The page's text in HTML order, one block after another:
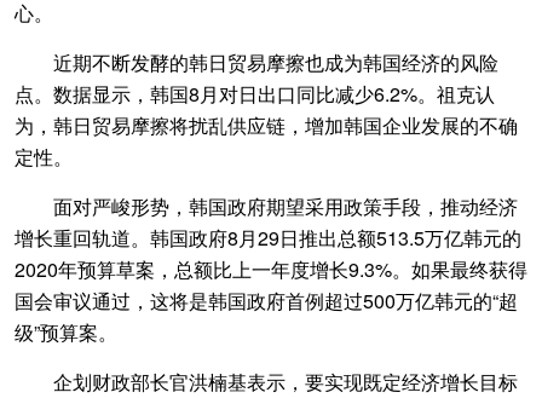
心。
近期不断发酵的韩日贸易摩擦也成为韩国经济的风险
点。数据显示，韩国8月对日出口同比减少6.2%。祖克认
为，韩日贸易摩擦将扰乱供应链，增加韩国企业发展的不确
定性。
面对严峻形势，韩国政府期望采用政策手段，推动经济
增长重回轨道。韩国政府8月29日推出总额513.5万亿韩元的
2020年预算草案，总额比上一年度增长9.3%。如果最终获得
国会审议通过，这将是韩国政府首例超过500万亿韩元的“超
级”预算案。
企划财政部长官洪楠基表示，要实现既定经济增长目标